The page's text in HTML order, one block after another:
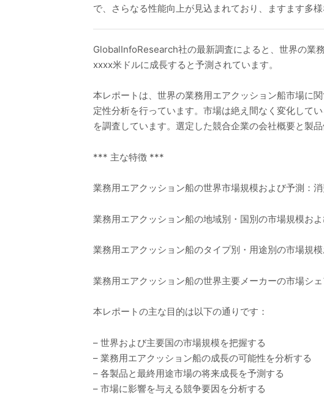
で、さらなる性能向上が見込まれており、ますます多
GlobalInfoResearch社の最新調査によると、世界の業
xxxx米ドルに成長すると予測されています。
本レポートは、世界の業務用エアクッション船市場に
定性分析を行っています。市場は絶え間なく変化して
を調査しています。選定した競合企業の会社概要と製
*** 主な特徴 ***
業務用エアクッション船の世界市場規模および予測：
業務用エアクッション船の地域別・国別の市場規模お
業務用エアクッション船のタイプ別・用途別の市場規
業務用エアクッション船の世界主要メーカーの市場シ
本レポートの主な目的は以下の通りです：
– 世界および主要国の市場規模を把握する
– 業務用エアクッション船の成長の可能性を分析する
– 各製品と最終用途市場の将来成長を予測する
– 市場に影響を与える競争要因を分析する